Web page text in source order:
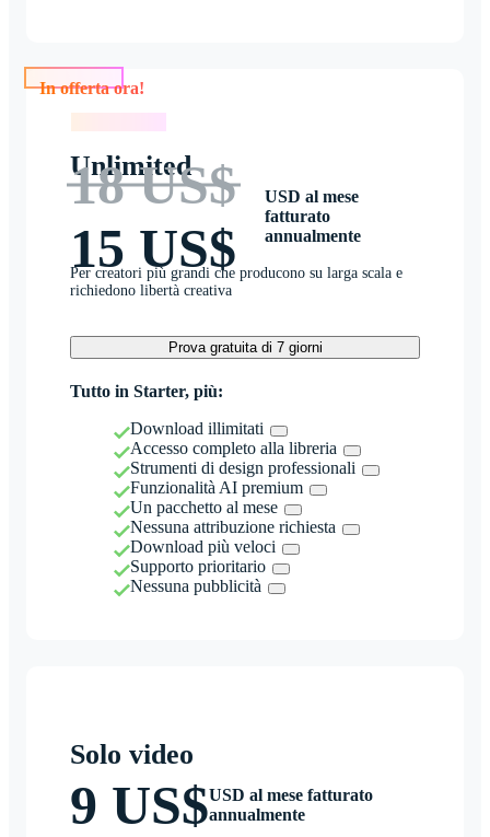
Unlimited
18 US$
15 US$
USD al mese
fatturato
annualmente
Per creatori più grandi che producono su larga scala e
richiedono libertà creativa
Prova gratuita di 7 giorni
Tutto in Starter, più:
Download illimitati
Accesso completo alla libreria
Strumenti di design professionali
Funzionalità AI premium
Un pacchetto al mese
Nessuna attribuzione richiesta
Download più veloci
Supporto prioritario
Nessuna pubblicità
Solo video
9 US$USD al mese fatturato
annualmente